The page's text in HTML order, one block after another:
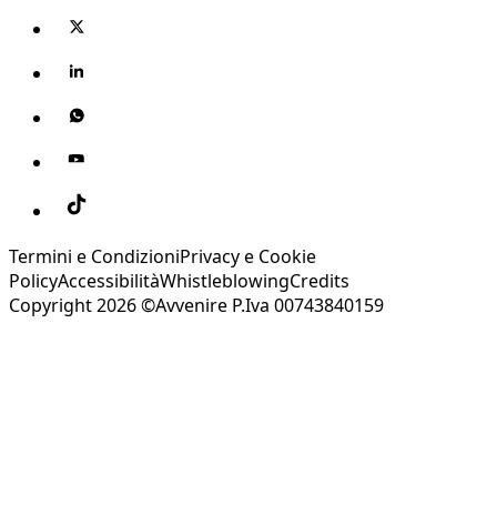
Termini e CondizioniPrivacy e Cookie
PolicyAccessibilitàWhistleblowingCredits
Copyright 2026 ©Avvenire P.Iva 00743840159